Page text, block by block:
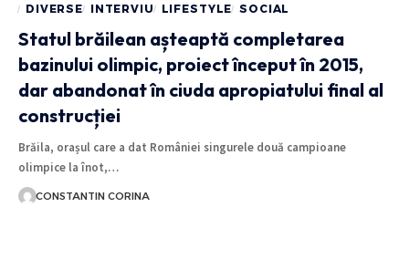
DIVERSE
INTERVIU LIFESTYLE SOCIAL
Statul brăilean așteaptă completarea
bazinului olimpic, proiect început în 2015,
dar abandonat în ciuda apropiatului final al
construcției
Brăila, orașul care a dat României singurele două campioane
olimpice la înot,…
CONSTANTIN CORINA